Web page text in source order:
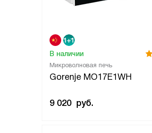
Микроволновая печь
Gorenje MO17E1WH
В наличии
9 020 руб.